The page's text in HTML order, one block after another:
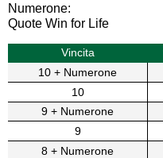
Numerone:
Quote Win for Life
Vincita
10 + Numerone
10
9 + Numerone
9
8 + Numerone